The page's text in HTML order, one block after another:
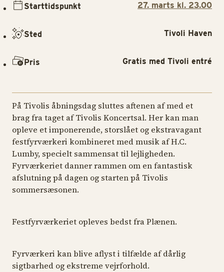
På Tivolis åbningsdag sluttes aftenen af med et
brag fra taget af Tivolis Koncertsal. Her kan man
opleve et imponerende, storslået og ekstravagant
festfyrværkeri kombineret med musik af H.C.
Lumby, specielt sammensat til lejligheden.
Fyrværkeriet danner rammen om en fantastisk
afslutning på dagen og starten på Tivolis
sommersæsonen.
Festfyrværkeriet opleves bedst fra Plænen.
Fyrværkeri kan blive aflyst i tilfælde af dårlig
sigtbarhed og ekstreme vejrforhold.
Starttidspunkt 27. marts kl. 23.00
Sted Tivoli Haven
Pris Gratis med Tivoli entré